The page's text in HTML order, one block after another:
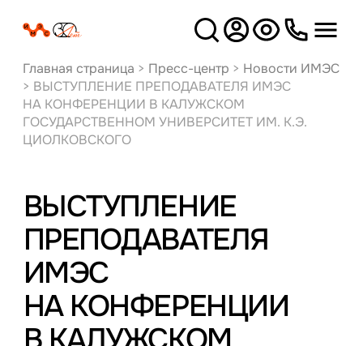
Версия
для слабовидящих
Главная страница > Пресс-центр > Новости ИМЭС
> ВЫСТУПЛЕНИЕ ПРЕПОДАВАТЕЛЯ ИМЭС
НА КОНФЕРЕНЦИИ В КАЛУЖСКОМ
ГОСУДАРСТВЕННОМ УНИВЕРСИТЕТ ИМ. К.Э.
ЦИОЛКОВСКОГО
ВЫСТУПЛЕНИЕ
ПРЕПОДАВАТЕЛЯ
ИМЭС
НА КОНФЕРЕНЦИИ